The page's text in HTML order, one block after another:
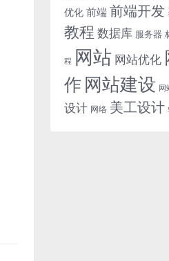
优化 前端 前端开发
教程 数据库 服务器
程 网站 网站优化
作 网站建设 网
设计 网络 美工设计